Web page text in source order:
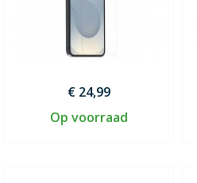
€ 24,99
Op voorraad